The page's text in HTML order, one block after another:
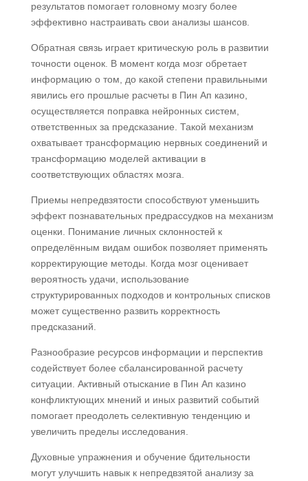
результатов помогает головному мозгу более
эффективно настраивать свои анализы шансов.
Обратная связь играет критическую роль в развитии
точности оценок. В момент когда мозг обретает
информацию о том, до какой степени правильными
явились его прошлые расчеты в Пин Ап казино,
осуществляется поправка нейронных систем,
ответственных за предсказание. Такой механизм
охватывает трансформацию нервных соединений и
трансформацию моделей активации в
соответствующих областях мозга.
Приемы непредвзятости способствуют уменьшить
эффект познавательных предрассудков на механизм
оценки. Понимание личных склонностей к
определённым видам ошибок позволяет применять
корректирующие методы. Когда мозг оценивает
вероятность удачи, использование
структурированных подходов и контрольных списков
может существенно развить корректность
предсказаний.
Разнообразие ресурсов информации и перспектив
содействует более сбалансированной расчету
ситуации. Активный отыскание в Пин Ап казино
конфликтующих мнений и иных развитий событий
помогает преодолеть селективную тенденцию и
увеличить пределы исследования.
Духовные упражнения и обучение бдительности
могут улучшить навык к непредвзятой анализу за